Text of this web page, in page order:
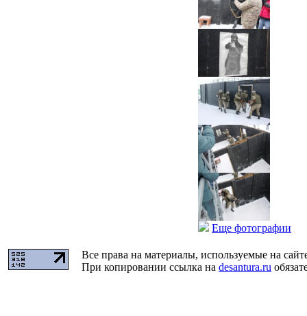
Еще фотографии
Все права на материалы, используемые на
При копировании ссылка на desantura.ru